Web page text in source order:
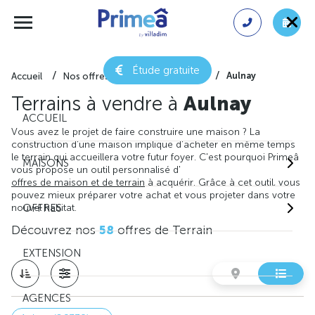
Étude gratuite
ACCUEIL
MAISONS
OFFRES
EXTENSION
AGENCES
Accueil Nos offres de terrain Vienne Aulnay
Terrains à vendre à Aulnay
Vous avez le projet de faire construire une maison ? La
construction d'une maison implique d'acheter en même temps
le terrain qui accueillera votre futur foyer. C'est pourquoi Primeâ
vous propose un outil personnalisé d'
offres de maison et de terrain à acquérir. Grâce à cet outil, vous
pouvez mieux préparer votre achat et vous projeter dans votre
nouvel habitat.
Découvrez nos58offres de Terrain